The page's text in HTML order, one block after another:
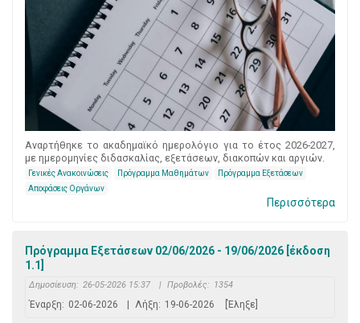
Αναρτήθηκε το ακαδημαϊκό ημερολόγιο για το έτος 2026-2027,
με ημερομηνίες διδασκαλίας, εξετάσεων, διακοπών και αργιών.
Γενικές Ανακοινώσεις Πρόγραμμα Μαθημάτων
Πρόγραμμα Εξετάσεων
Αποφάσεις Οργάνων
Περισσότερα
Πρόγραμμα Εξετάσεων 02/06/2026 - 19/06/2026 [έκδοση
1.1]
Δημοσίευση: 26-05-2026 15:37 | Προβολές: 1354
Έναρξη: 02-06-2026 | Λήξη: 19-06-2026 [Έληξε]